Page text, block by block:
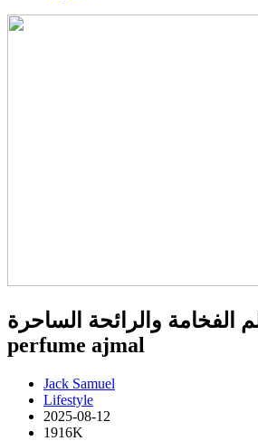
والرائحة الساحرة
perfume ajmal
Jack Samuel
Lifestyle
2025-08-12
1916K